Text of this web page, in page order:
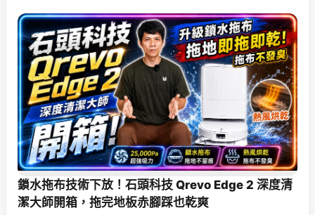
鎖水拖布技術下放！石頭科技 Qrevo Edge 2 深度清
潔大師開箱，拖完地板赤腳踩也乾爽